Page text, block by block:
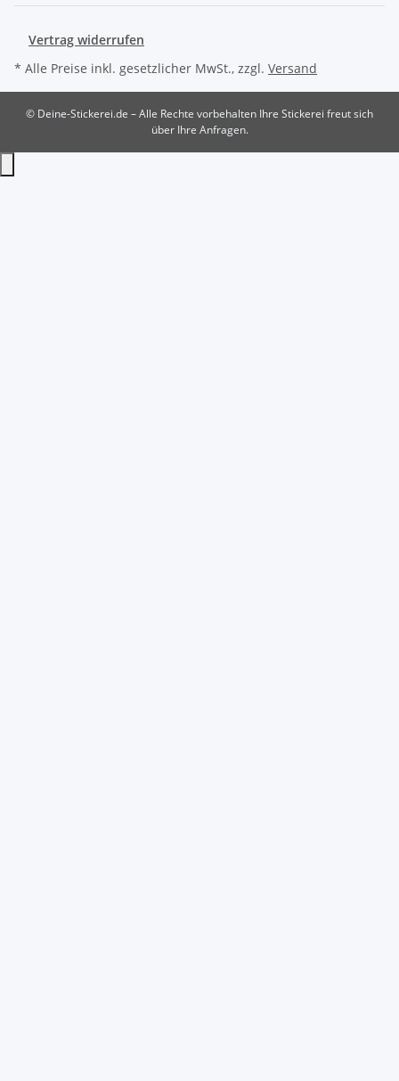
Vertrag widerrufen
* Alle Preise inkl. gesetzlicher MwSt., zzgl. Versand
© Deine-Stickerei.de – Alle Rechte vorbehalten Ihre Stickerei freut sich
über Ihre Anfragen.